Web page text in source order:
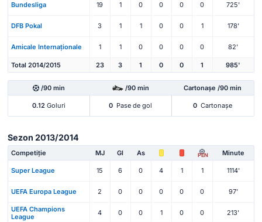
Bundesliga 19 1 0 0 0 0 725'
DFB Pokal 3 1 1 0 0 1 178'
Amicale Internaționale 1 1 0 0 0 0 82'
Total 2014/2015 23 3 1 0 0 1 985'
/90 min /90 min Cartonașe /90 min
0.12Goluri 0 Pase de gol 0 Cartonașe
Sezon 2013/2014
Competiție MJ Gl As PEN Minute
Super League 15 6 0 4 1 1 1114'
UEFA Europa League 2 0 0 0 0 0 97'
UEFA Champions
League
4 0 0 1 0 0 213'